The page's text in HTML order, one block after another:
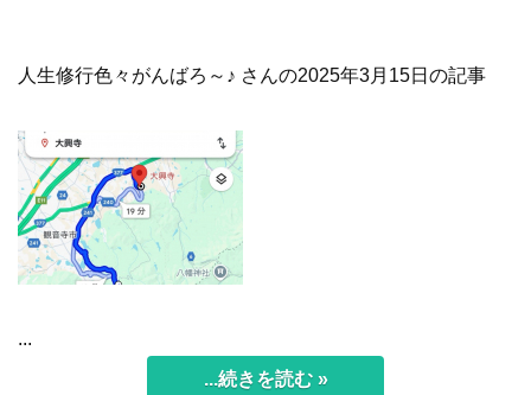
人生修行色々がんばろ～♪ さんの2025年3月15日の記事
...
...続きを読む »